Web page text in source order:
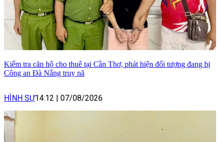
Kiểm tra căn hộ cho thuê tại Cần Thơ, phát hiện đối tượng đang bị
Công an Đà Nẵng truy nã
HÌNH SỰ14:12 07/08/2026